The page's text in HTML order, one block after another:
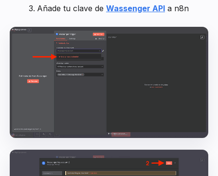
Añade tu clave de Wassenger API a n8n